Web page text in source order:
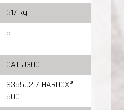
617 kg
5
CAT J300
S355J2 / HARDOX®
500